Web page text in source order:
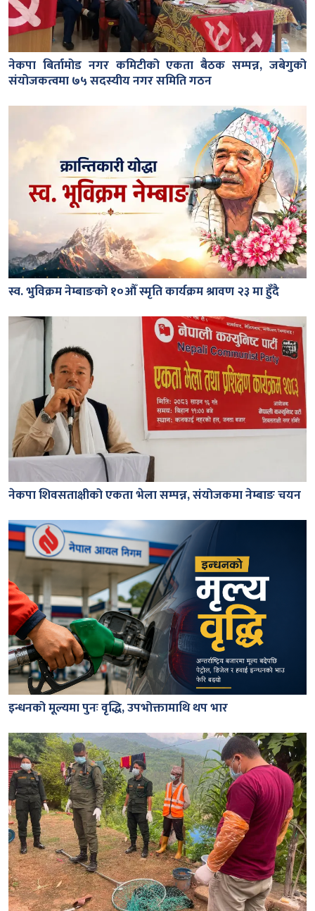
नेकपा बिर्तामोड नगर कमिटीको एकता बैठक सम्पन्न, जबेगुको
संयोजकत्वमा ७५ सदस्यीय नगर समिति गठन
स्व. भुविक्रम नेम्बाङको १०औँ स्मृति कार्यक्रम श्रावण २३ मा हुँदै
नेकपा शिवसताक्षीको एकता भेला सम्पन्न, संयोजकमा नेम्बाङ चयन
इन्धनको मूल्यमा पुनः वृद्धि, उपभोक्तामाथि थप भार